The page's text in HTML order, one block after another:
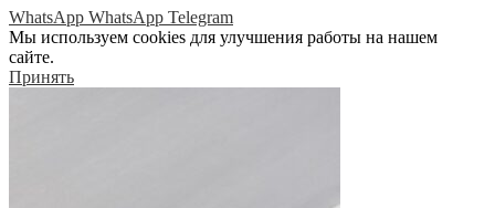
WhatsApp WhatsApp Telegram
Мы используем cookies для улучшения работы на нашем
сайте.
Принять